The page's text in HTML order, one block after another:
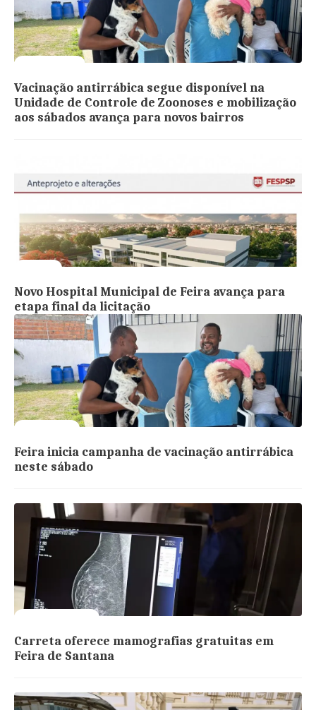
Vacinação antirrábica segue disponível na
Unidade de Controle de Zoonoses e mobilização
aos sábados avança para novos bairros
Novo Hospital Municipal de Feira avança para
etapa final da licitação
Feira inicia campanha de vacinação antirrábica
neste sábado
Carreta oferece mamografias gratuitas em
Feira de Santana